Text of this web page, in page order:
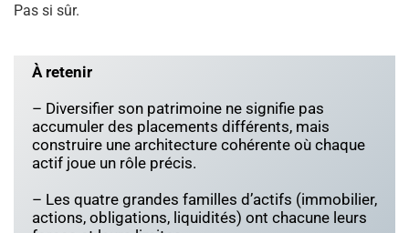
Pas si sûr.
À retenir
– Diversifier son patrimoine ne signifie pas
accumuler des placements différents, mais
construire une architecture cohérente où chaque
actif joue un rôle précis.
– Les quatre grandes familles d’actifs (immobilier,
actions, obligations, liquidités) ont chacune leurs